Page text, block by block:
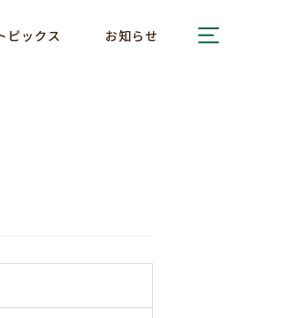
ピックス お知らせ